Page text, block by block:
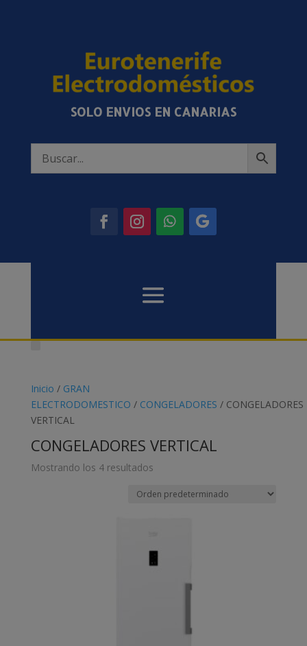
SOLO ENVIOS EN CANARIAS
Inicio / GRAN
ELECTRODOMESTICO / CONGELADORES / CONGELADORES
VERTICAL
CONGELADORES VERTICAL
Mostrando los 4 resultados